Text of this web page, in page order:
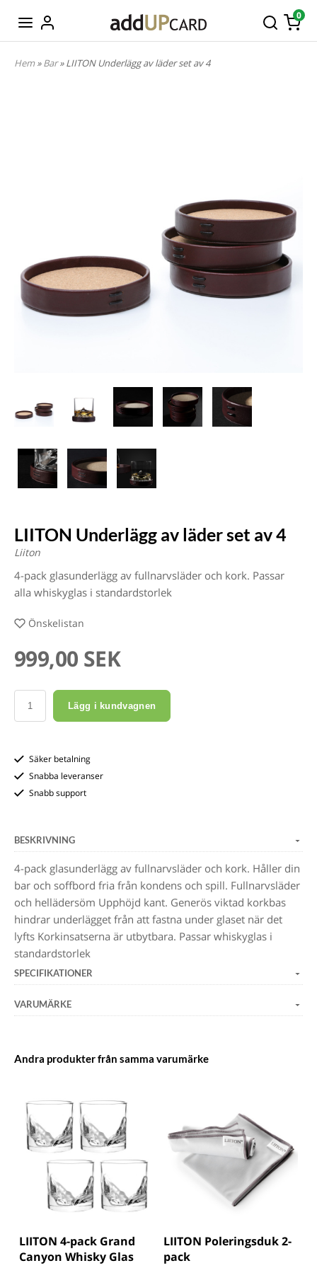
0
Hem»Bar» LIITON Underlägg av läder set av 4
LIITON Underlägg av läder set av 4
Liiton
4-pack glasunderlägg av fullnarvsläder och kork. Passar
alla whiskyglas i standardstorlek
Önskelistan
999,00 SEK
Lägg i kundvagnen
Säker betalning
Snabba leveranser
Snabb support
BESKRIVNING
4-pack glasunderlägg av fullnarvsläder och kork. Håller din
bar och soffbord fria från kondens och spill. Fullnarvsläder
och hellädersöm Upphöjd kant. Generös viktad korkbas
hindrar underlägget från att fastna under glaset när det
lyfts Korkinsatserna är utbytbara. Passar whiskyglas i
standardstorlek
SPECIFIKATIONER
VARUMÄRKE
Andra produkter från samma varumärke
LIITON 4-pack Grand
Canyon Whisky Glas
LIITON Poleringsduk 2-
pack